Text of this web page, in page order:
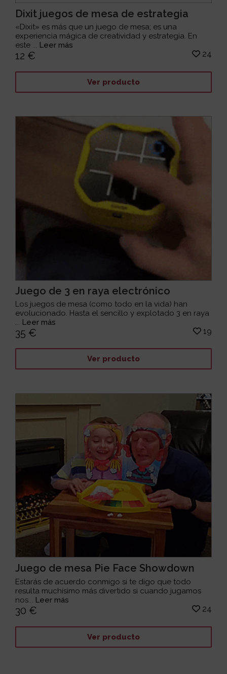
Dixit juegos de mesa de estrategia
«Dixit» es más que un juego de mesa; es una
experiencia mágica de creatividad y estrategia. En
este ... Leer más
12 € 24
Ver producto
Juego de 3 en raya electrónico
Los juegos de mesa (como todo en la vida) han
evolucionado. Hasta el sencillo y explotado 3 en raya
... Leer más
35 € 19
Ver producto
Juego de mesa Pie Face Showdown
Estarás de acuerdo conmigo si te digo que todo
resulta muchísimo más divertido si cuando jugamos
nos... Leer más
30 € 24
Ver producto